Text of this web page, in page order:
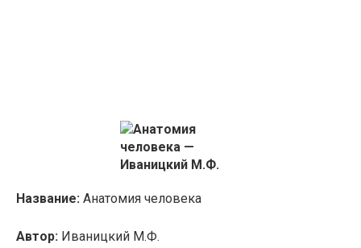
Название: Анатомия человека
Автор: Иваницкий М.Ф.